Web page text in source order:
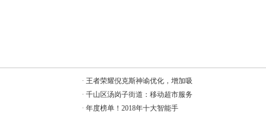
· 王者荣耀倪克斯神谕优化，增加吸
· 千山区汤岗子街道：移动超市服务
· 年度榜单！2018年十大智能手